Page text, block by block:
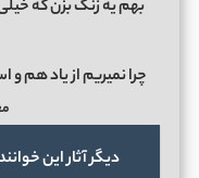
بهم یه زنگ بزن که
چرا نمیریم از یاد هم
دیگر آثار این